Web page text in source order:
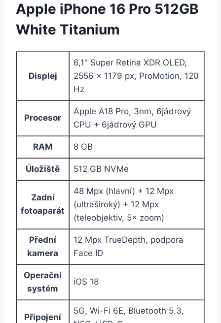
Apple iPhone 16 Pro 512GB
White Titanium
Displej
6,1″ Super Retina XDR OLED,
2556 × 1179 px, ProMotion, 120
Hz
Procesor
Apple A18 Pro, 3nm, 6jádrový
CPU + 6jádrový GPU
RAM 8 GB
Úložiště 512 GB NVMe
Zadní
fotoaparát
48 Mpx (hlavní) + 12 Mpx
(ultraširoký) + 12 Mpx
(teleobjektiv, 5× zoom)
Přední
kamera
12 Mpx TrueDepth, podpora
Face ID
Operační
systém
iOS 18
Připojení
5G, Wi-Fi 6E, Bluetooth 5.3,